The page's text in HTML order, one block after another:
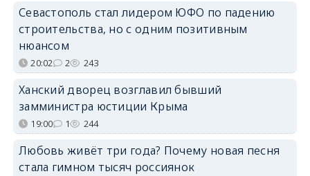
Севастополь стал лидером ЮФО по падению
строительства, но с одним позитивным
нюансом
20:02 2 243
Ханский дворец возглавил бывший
замминистра юстиции Крыма
19:00 1 244
Любовь живёт три года? Почему новая песня
стала гимном тысяч россиянок